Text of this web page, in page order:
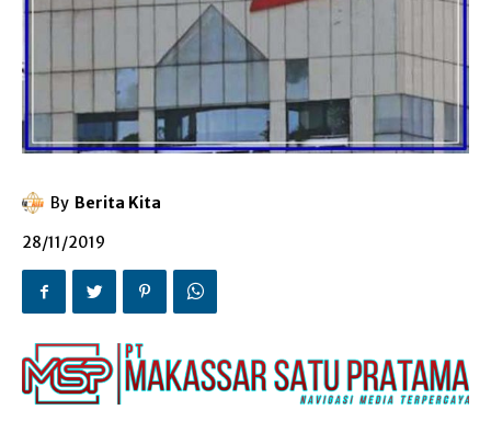
By Berita Kita
28/11/2019